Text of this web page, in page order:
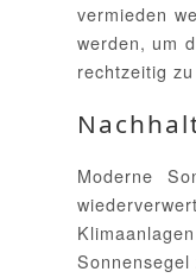
vermieden
werden, um
rechtzeitig
Moderne